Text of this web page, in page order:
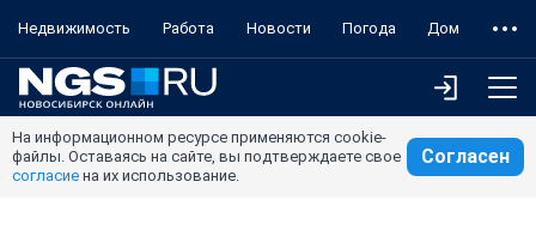
Недвижимость Работа Новости Погода Дом
На информационном ресурсе применяются cookie-
файлы. Оставаясь на сайте, вы подтверждаете свое
согласие на их использование.
Согласен